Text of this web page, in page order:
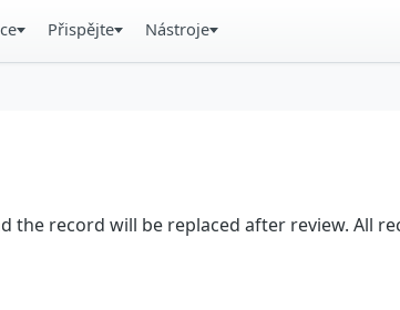
Přispějte Nástroje
the record will be replaced after review. All